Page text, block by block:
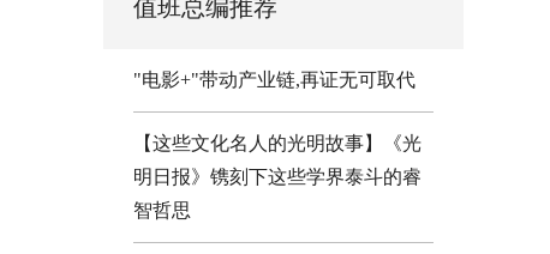
值班总编推荐
"电影+"带动产业链,再证无可取代
【这些文化名人的光明故事】《光
明日报》镌刻下这些学界泰斗的睿
智哲思